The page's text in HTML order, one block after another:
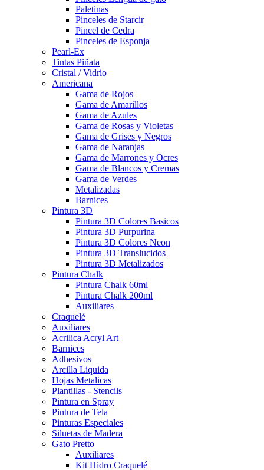
Paletinas
Pinceles de Starcir
Pincel de Cedra
Pinceles de Esponja
Pearl-Ex
Tintas Piñata
Cristal / Vidrio
Americana
Gama de Rojos
Gama de Amarillos
Gama de Azules
Gama de Rosas y Violetas
Gama de Grises y Negros
Gama de Naranjas
Gama de Marrones y Ocres
Gama de Blancos y Cremas
Gama de Verdes
Metalizadas
Barnices
Pintura 3D
Pintura 3D Colores Basicos
Pintura 3D Purpurina
Pintura 3D Colores Neon
Pintura 3D Translucidos
Pintura 3D Metalizados
Pintura Chalk
Pintura Chalk 60ml
Pintura Chalk 200ml
Auxiliares
Craquelé
Auxiliares
Acrilica Acryl Art
Barnices
Adhesivos
Arcilla Liquida
Hojas Metalicas
Plantillas - Stencils
Pintura en Spray
Pintura de Tela
Pinturas Especiales
Siluetas de Madera
Gato Pretto
Auxiliares
Kit Hidro Craquelé